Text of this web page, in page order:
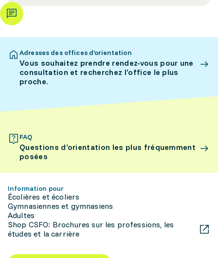
Adresses des offices d’orientation
Vous souhaitez prendre rendez-vous pour une
consultation et recherchez l’office le plus
proche.
FAQ
Questions d’orientation les plus fréquemment
posées
Information pour
Écolières et écoliers
Gymnasiennes et gymnasiens
Adultes
Shop CSFO: Brochures sur les professions, les
études et la carrière